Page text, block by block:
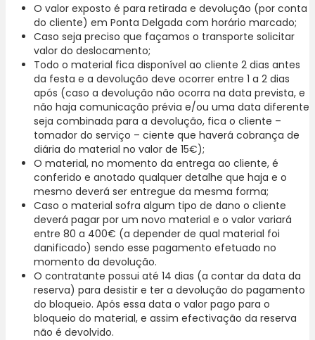
Miguel.
O valor exposto é para retirada e devolução (por conta
do cliente) em Ponta Delgada com horário marcado;
Caso seja preciso que façamos o transporte solicitar
valor do deslocamento;
Todo o material fica disponível ao cliente 2 dias antes
da festa e a devolução deve ocorrer entre 1 a 2 dias
após (caso a devolução não ocorra na data prevista, e
não haja comunicação prévia e/ou uma data diferente
seja combinada para a devolução, fica o cliente –
tomador do serviço – ciente que haverá cobrança de
diária do material no valor de 15€);
O material, no momento da entrega ao cliente, é
conferido e anotado qualquer detalhe que haja e o
mesmo deverá ser entregue da mesma forma;
Caso o material sofra algum tipo de dano o cliente
deverá pagar por um novo material e o valor variará
entre 80 a 400€ (a depender de qual material foi
danificado) sendo esse pagamento efetuado no
momento da devolução.
O contratante possui até 14 dias (a contar da data da
reserva) para desistir e ter a devolução do pagamento
do bloqueio. Após essa data o valor pago para o
bloqueio do material, e assim efectivação da reserva
não é devolvido.